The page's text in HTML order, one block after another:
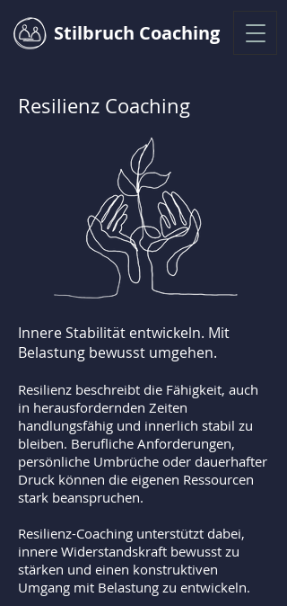
Stilbruch Coaching
Resilienz Coaching
Innere Stabilität entwickeln. Mit
Belastung bewusst umgehen.
Resilienz beschreibt die Fähigkeit, auch
in herausfordernden Zeiten
handlungsfähig und innerlich stabil zu
bleiben. Berufliche Anforderungen,
persönliche Umbrüche oder dauerhafter
Druck können die eigenen Ressourcen
stark beanspruchen.
Resilienz-Coaching unterstützt dabei,
innere Widerstandskraft bewusst zu
stärken und einen konstruktiven
Umgang mit Belastung zu entwickeln.